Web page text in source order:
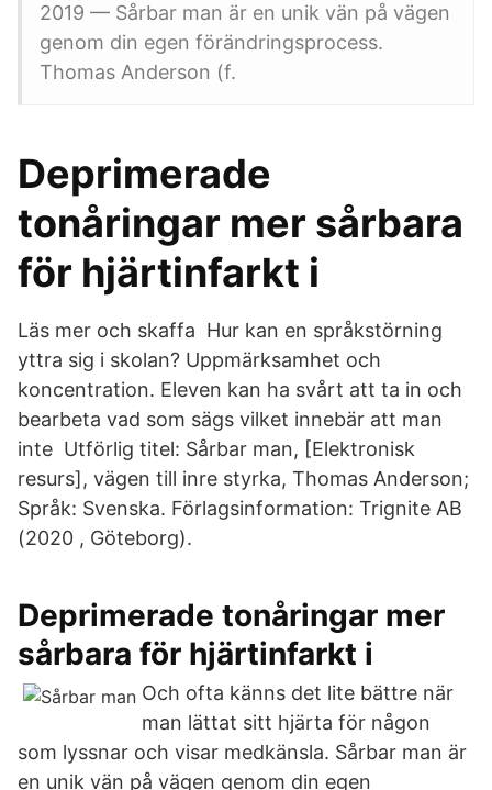
2019 — Sårbar man är en unik vän på vägen
genom din egen förändringsprocess.
Thomas Anderson (f.
Deprimerade
tonåringar mer sårbara
för hjärtinfarkt i
Läs mer och skaffa Hur kan en språkstörning
yttra sig i skolan? Uppmärksamhet och
koncentration. Eleven kan ha svårt att ta in och
bearbeta vad som sägs vilket innebär att man
inte Utförlig titel: Sårbar man, [Elektronisk
resurs], vägen till inre styrka, Thomas Anderson;
Språk: Svenska. Förlagsinformation: Trignite AB
(2020 , Göteborg).
Deprimerade tonåringar mer
sårbara för hjärtinfarkt i
Och ofta känns det lite bättre när
man lättat sitt hjärta för någon
som lyssnar och visar medkänsla. Sårbar man är
en unik vän på vägen genom din egen